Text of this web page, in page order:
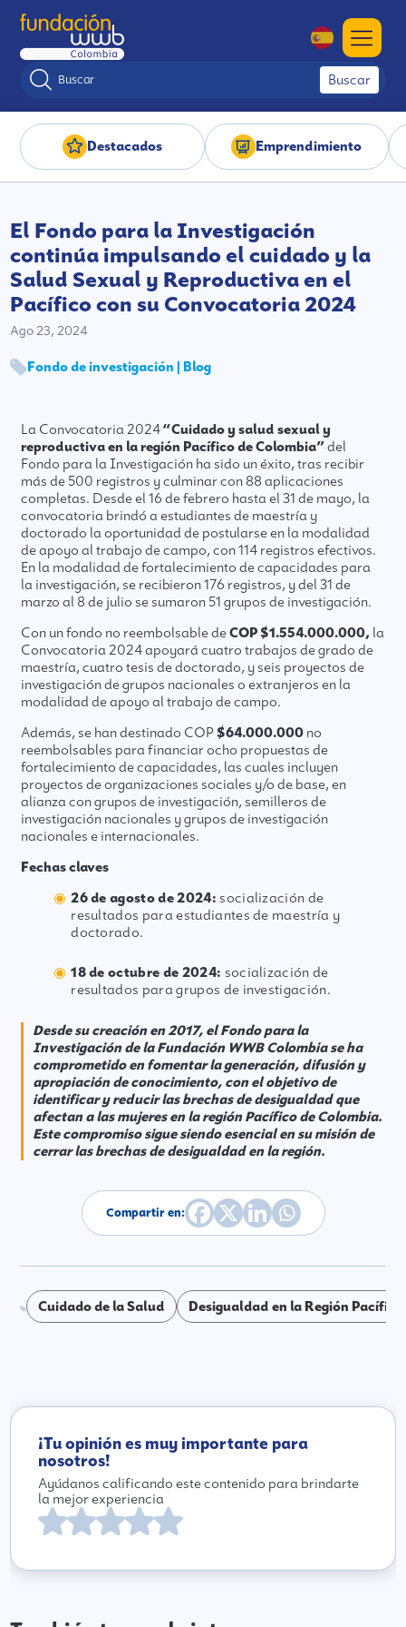
Buscar
Destacados Emprendimiento
El Fondo para la Investigación
continúa impulsando el cuidado y la
Salud Sexual y Reproductiva en el
Pacífico con su Convocatoria 2024
Ago 23, 2024
Fondo de investigación | Blog
La Convocatoria 2024“Cuidado y salud sexual y
reproductiva en la región Pacífico de Colombia”del
Fondo para la Investigación ha sido un éxito, tras recibir
más de 500 registros y culminar con 88 aplicaciones
completas. Desde el 16 de febrero hasta el 31 de mayo, la
convocatoria brindó a estudiantes de maestría y
doctorado la oportunidad de postularse en la modalidad
de apoyo al trabajo de campo, con 114 registros efectivos.
En la modalidad de fortalecimiento de capacidades para
la investigación, se recibieron 176 registros, y del 31 de
marzo al 8 de julio se sumaron 51 grupos de investigación.
Con un fondo no reembolsable deCOP $1.554.000.000, la
Convocatoria 2024 apoyará cuatro trabajos de grado de
maestría, cuatro tesis de doctorado, y seis proyectos de
investigación de grupos nacionales o extranjeros en la
modalidad de apoyo al trabajo de campo.
Además, se han destinado COP $64.000.000 no
reembolsables para financiar ocho propuestas de
fortalecimiento de capacidades, las cuales incluyen
proyectos de organizaciones sociales y/o de base, en
alianza con grupos de investigación, semilleros de
investigación nacionales y grupos de investigación
nacionales e internacionales.
Fechas claves
26 de agosto de 2024: socialización de
resultados para estudiantes de maestría y
doctorado.
18 de octubre de 2024: socialización de
resultados para grupos de investigación.
Desde su creación en 2017, el Fondo para la
Investigación de la Fundación WWB Colombia se ha
comprometido en fomentar la generación, difusión y
apropiación de conocimiento, con el objetivo de
identificar y reducir las brechas de desigualdad que
afectan a las mujeres en la región Pacífico de Colombia.
Este compromiso sigue siendo esencial en su misión de
cerrar las brechas de desigualdad en la región.
Compartir en:
Cuidado de la Salud Desigualdad en la Región Pacífico
¡Tu opinión es muy importante para
nosotros!
Ayúdanos calificando este contenido para brindarte
la mejor experiencia